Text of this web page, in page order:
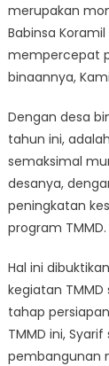
merupakan
Babinsa
mempercepat
binaannya,
Dengan desa
tahun ini,
semaksimal
desanya,
peningkatan
program TMMD.
Hal ini
kegiatan
tahap
TMMD ini,
pembangunan